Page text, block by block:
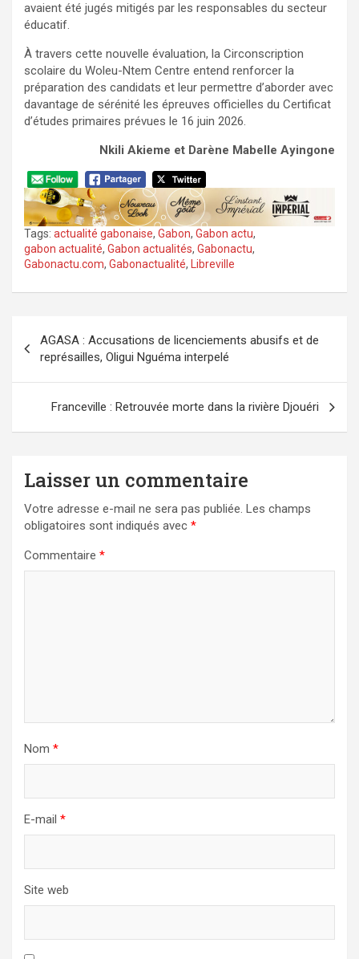
avaient été jugés mitigés par les responsables du secteur
éducatif.
À travers cette nouvelle évaluation, la Circonscription
scolaire du Woleu-Ntem Centre entend renforcer la
préparation des candidats et leur permettre d’aborder avec
davantage de sérénité les épreuves officielles du Certificat
d’études primaires prévues le 16 juin 2026.
Nkili Akieme et Darène Mabelle Ayingone
Tags: actualité gabonaise, Gabon, Gabon actu,
gabon actualité, Gabon actualités, Gabonactu,
Gabonactu.com, Gabonactualité, Libreville
de
l’article
AGASA : Accusations de licenciements abusifs et de
représailles, Oligui Nguéma interpelé
Franceville : Retrouvée morte dans la rivière Djouéri
Laisser un commentaire
Votre adresse e-mail ne sera pas publiée. Les champs
obligatoires sont indiqués avec *
Commentaire *
Nom *
E-mail *
Site web